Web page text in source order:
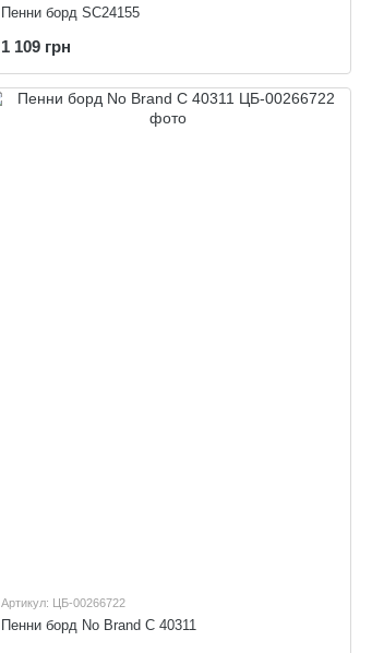
Пенни борд SC24155
1 109 грн
Артикул: ЦБ-00266722
Пенни борд No Brand C 40311